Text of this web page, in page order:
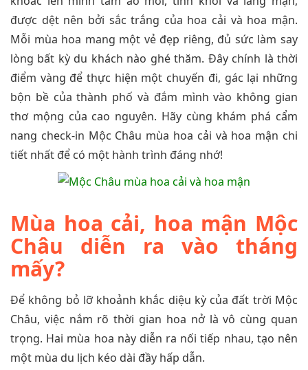
được dệt nên bởi sắc trắng của hoa cải và hoa mận.
Mỗi mùa hoa mang một vẻ đẹp riêng, đủ sức làm say
lòng bất kỳ du khách nào ghé thăm. Đây chính là thời
điểm vàng để thực hiện một chuyến đi, gác lại những
bộn bề của thành phố và đắm mình vào không gian
thơ mộng của cao nguyên. Hãy cùng khám phá cẩm
nang check-in Mộc Châu mùa hoa cải và hoa mận chi
tiết nhất để có một hành trình đáng nhớ!
Mùa hoa cải, hoa mận Mộc
Châu diễn ra vào tháng
mấy?
Để không bỏ lỡ khoảnh khắc diệu kỳ của đất trời Mộc
Châu, việc nắm rõ thời gian hoa nở là vô cùng quan
trọng. Hai mùa hoa này diễn ra nối tiếp nhau, tạo nên
một mùa du lịch kéo dài đầy hấp dẫn.